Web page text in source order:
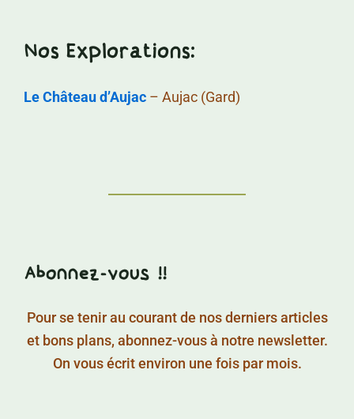
Nos Explorations:
Le Château d’Aujac – Aujac (Gard)
Abonnez-vous !!
Pour se tenir au courant de nos derniers articles
et bons plans, abonnez-vous à notre newsletter.
On vous écrit environ une fois par mois.